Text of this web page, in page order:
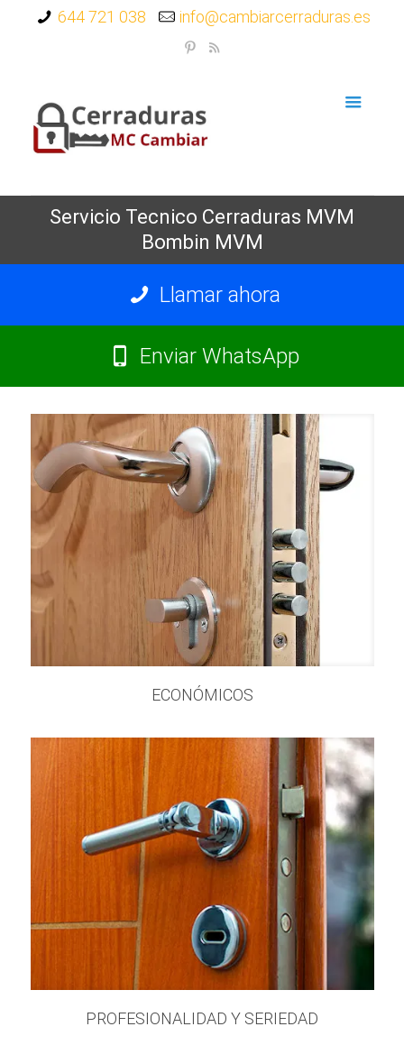
644 721 038 info@cambiarcerraduras.es
Servicio Tecnico Cerraduras MVM
Bombin MVM
Llamar ahora
Enviar WhatsApp
ECONÓMICOS
PROFESIONALIDAD Y SERIEDAD